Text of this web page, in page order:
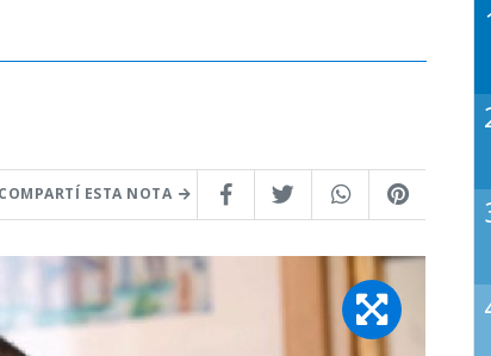
COMPARTÍ ESTA NOTA